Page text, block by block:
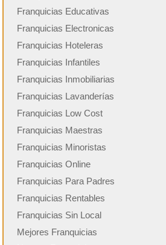
Franquicias Educativas
Franquicias Electronicas
Franquicias Hoteleras
Franquicias Infantiles
Franquicias Inmobiliarias
Franquicias Lavanderías
Franquicias Low Cost
Franquicias Maestras
Franquicias Minoristas
Franquicias Online
Franquicias Para Padres
Franquicias Rentables
Franquicias Sin Local
Mejores Franquicias